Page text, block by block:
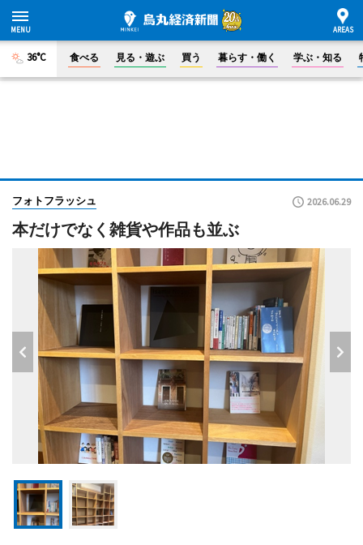
36°C 食べる 見る・遊ぶ 買う 暮らす・働く 学ぶ・知る
フォトフラッシュ 2026.06.29
本だけでなく雑貨や作品も並ぶ